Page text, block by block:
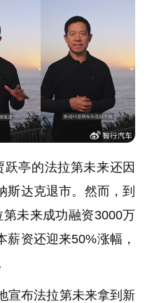
亭的法拉第未来还因
斯达克退市。然而，到
未来成功融资3000万
薪资还迎来50%涨幅，
宣布法拉第未来拿到新